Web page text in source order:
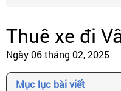
Thuê xe đi
Ngày 06 tháng 02, 2025
Mục lục bài viết